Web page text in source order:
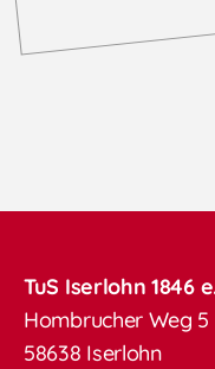
TuS Iserlohn 1846
Hombrucher Weg 5
58638 Iserlohn